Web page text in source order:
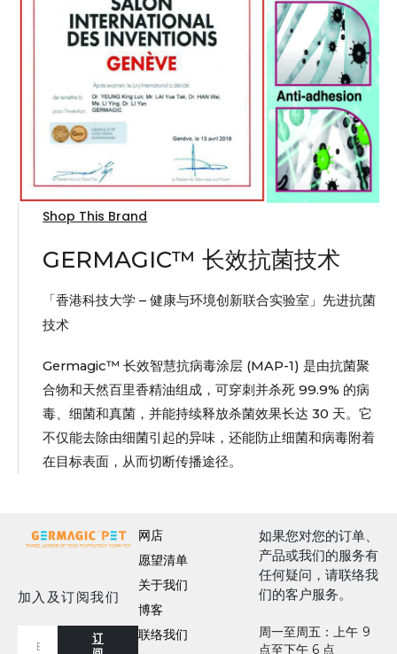
Shop This Brand
GERMAGIC™ 长效抗菌技术
「香港科技大学 – 健康与环境创新联合实验室」先进抗菌
技术
Germagic™ 长效智慧抗病毒涂层 (MAP-1) 是由抗菌聚
合物和天然百里香精油组成，可穿刺并杀死 99.9% 的病
毒、细菌和真菌，并能持续释放杀菌效果长达 30 天。它
不仅能去除由细菌引起的异味，还能防止细菌和病毒附着
在目标表面，从而切断传播途径。
加入及订阅我们
订
网店
愿望清单
关于我们
博客
联络我们
如果您对您的订单、
产品或我们的服务有
任何疑问，请联络我
们的客户服务。
周一至周五：上午 9
点至下午 6 点